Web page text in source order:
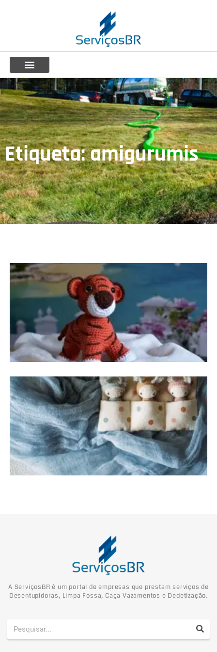
Etiqueta: amigurumis
A ServiçosBR é um portal de empresas que prestam serviços de
Desentupidoras, Limpa Fossa, Caça Vazamentos e Dedetização.